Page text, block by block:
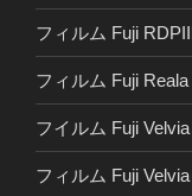
フィルム Fuji
フィルム Fuji Reala
フイルム Fuji
フィルム Fuji